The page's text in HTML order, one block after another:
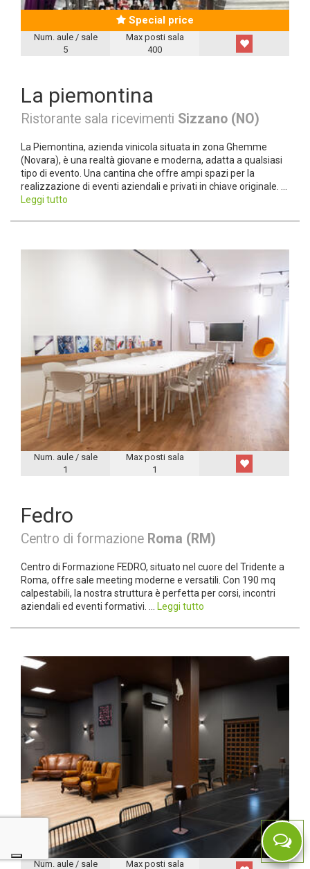
Special price
Num. aule / sale
5
Max posti sala
400
La piemontina
Ristorante sala ricevimenti Sizzano (NO)
La Piemontina, azienda vinicola situata in zona Ghemme
(Novara), è una realtà giovane e moderna, adatta a qualsiasi
tipo di evento. Una cantina che offre ampi spazi per la
realizzazione di eventi aziendali e privati in chiave originale. ...
Leggi tutto
Num. aule / sale
1
Max posti sala
1
Fedro
Centro di formazione Roma (RM)
Centro di Formazione FEDRO, situato nel cuore del Tridente a
Roma, offre sale meeting moderne e versatili. Con 190 mq
calpestabili, la nostra struttura è perfetta per corsi, incontri
aziendali ed eventi formativi. ...
Leggi tutto
Num. aule / sale Max posti sala